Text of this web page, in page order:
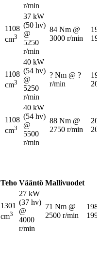
r/min
1108
cm3
37 kW
(50 hv)
@
5250
r/min
84 Nm @
3000 r/min
1108
cm3
40 kW
(54 hv)
@
5250
r/min
? Nm @ ?
r/min
1108
cm3
40 kW
(54 hv)
@
5500
r/min
88 Nm @
2750 r/min
Teho Vääntö Mallivuodet
1301
cm3
27 kW
(37 hv)
@
4000
r/min
71 Nm @
2500 r/min